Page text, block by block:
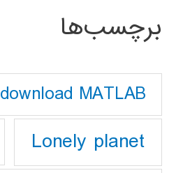
برچسب‌ها
download MATLAB
Lonely planet